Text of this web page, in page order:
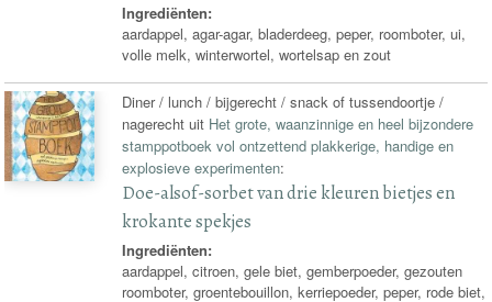
Ingrediënten:
aardappel, agar-agar, bladerdeeg, peper, roomboter, ui,
volle melk, winterwortel, wortelsap en zout
Diner / lunch / bijgerecht / snack of tussendoortje /
nagerecht uit Het grote, waanzinnige en heel bijzondere
stamppotboek vol ontzettend plakkerige, handige en
explosieve experimenten:
Doe-alsof-sorbet van drie kleuren bietjes en
krokante spekjes
Ingrediënten:
aardappel, citroen, gele biet, gemberpoeder, gezouten
roomboter, groentebouillon, kerriepoeder, peper, rode biet,